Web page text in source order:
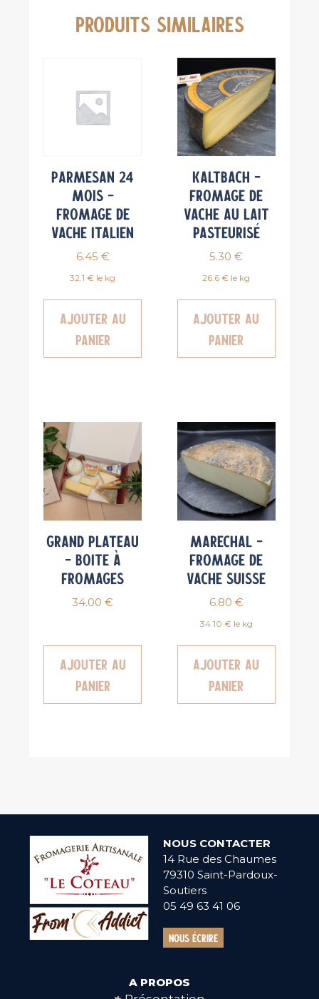
vache
Suisse
PRODUITS SIMILAIRES
Parmesan 24
mois –
Fromage de
vache italien
6.45 €
32.1 € le kg
Ajouter au
panier
KALTBACH –
Fromage de
vache au lait
pasteurisé
5.30€
26.6 € le kg
Ajouter au
panier
Grand Plateau
– Boite à
fromages
34.00€
Ajouter au
panier
Marechal –
Fromage de
vache Suisse
6.80 €
34.10 € le kg
Ajouter au
panier
NOUS CONTACTER
14 Rue des Chaumes
79310 Saint-Pardoux-
Soutiers
05 49 63 41 06
Nous écrire
A PROPOS